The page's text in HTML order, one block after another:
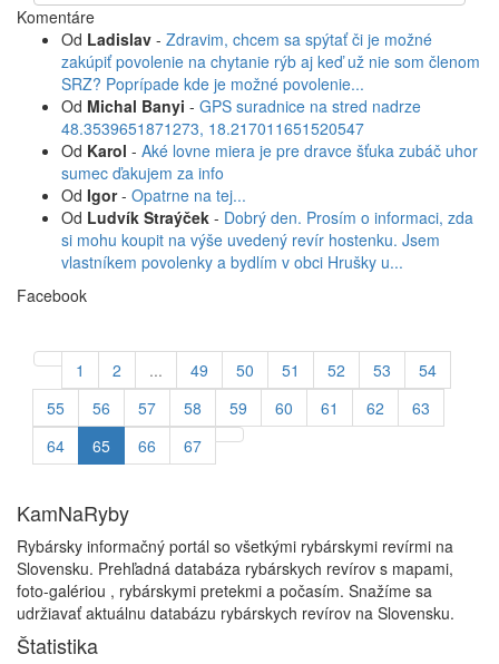
Komentáre
Od Ladislav - Zdravim, chcem sa spýtať či je možné
zakúpiť povolenie na chytanie rýb aj keď už nie som členom
SRZ? Poprípade kde je možné povolenie...
Od Michal Banyi - GPS suradnice na stred nadrze
48.3539651871273, 18.217011651520547
Od Karol - Aké lovne miera je pre dravce šťuka zubáč uhor
sumec ďakujem za info
Od Igor- Opatrne na tej...
Od Ludvík Straýček - Dobrý den. Prosím o informaci, zda
si mohu koupit na výše uvedený revír hostenku. Jsem
vlastníkem povolenky a bydlím v obci Hrušky u...
Facebook
1 2 ... 49 50 51 52 53
54
55
56 57 58 59 60 61 62
63
64
65 66 67
KamNaRyby
Rybársky informačný portál so všetkými rybárskymi revírmi na
Slovensku. Prehľadná databáza rybárskych revírov s mapami,
foto-galériou , rybárskymi pretekmi a počasím. Snažíme sa
udržiavať aktuálnu databázu rybárskych revírov na Slovensku.
Štatistika